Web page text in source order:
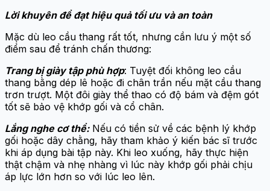
Lời khuyên để đạt hiệu quả tối ưu và an toàn
Mặc dù leo cầu thang rất tốt, nhưng cần lưu ý một số
điểm sau để tránh chấn thương:
Trang bị giày tập phù hợp: Tuyệt đối không leo cầu
thang bằng dép lê hoặc đi chân trần nếu mặt cầu thang
trơn trượt. Một đôi giày thể thao có độ bám và đệm gót
tốt sẽ bảo vệ khớp gối và cổ chân.
Lắng nghe cơ thể:Nếu có tiền sử về các bệnh lý khớp
gối hoặc dây chằng, hãy tham khảo ý kiến bác sĩ trước
khi áp dụng bài tập này. Khi leo xuống, hãy thực hiện
thật chậm và nhẹ nhàng vì lúc này khớp gối phải chịu
áp lực lớn hơn so với lúc leo lên.